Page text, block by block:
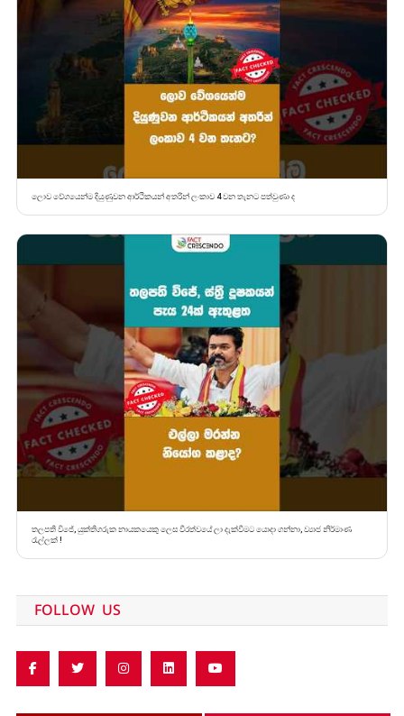
ලොව වේගයෙන්ම දියුණුවන ආර්ථිකයන් අතරින් ලංකාව 4 වන තැනට පත්වුණා ද
තලපති විජේ, යුක්තිගරුක නායකයෙකු ලෙස වීරත්වයේ ලා දැක්වීමට යොදා ගන්නා, ව්‍යාජ නිර්මාණ
රැල්ලක් !
FOLLOW US